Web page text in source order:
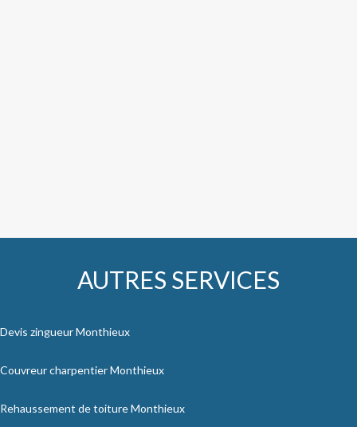
AUTRES SERVICES
Devis zingueur Monthieux
Couvreur charpentier Monthieux
Rehaussement de toiture Monthieux